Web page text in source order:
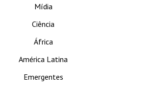
Mídia
Ciência
África
América Latina
Emergentes